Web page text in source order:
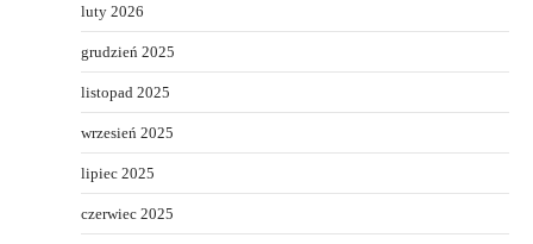
luty 2026
grudzień 2025
listopad 2025
wrzesień 2025
lipiec 2025
czerwiec 2025